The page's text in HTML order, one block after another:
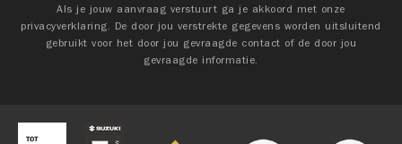
Als je jouw aanvraag verstuurt ga je akkoord met onze
privacyverklaring. De door jou verstrekte gegevens worden uitsluitend
gebruikt voor het door jou gevraagde contact of de door jou
gevraagde informatie.